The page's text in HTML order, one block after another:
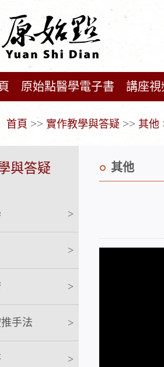
原始點醫學電子書 講座視
首頁 >> 實作教學與答疑 >> 其他
與答疑
>
>
>
手法 >
>
其他